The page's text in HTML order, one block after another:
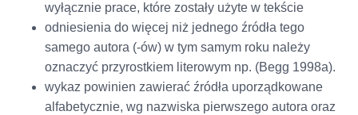
wyłącznie prace, które zostały użyte w tekście
odniesienia do więcej niż jednego źródła tego
samego autora (-ów) w tym samym roku należy
oznaczyć przyrostkiem literowym np. (Begg 1998a).
wykaz powinien zawierać źródła uporządkowane
alfabetycznie, wg nazwiska pierwszego autora oraz